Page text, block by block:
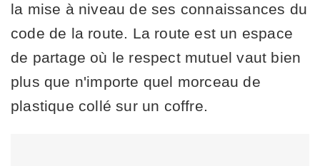
la mise à niveau de ses connaissances du
code de la route. La route est un espace
de partage où le respect mutuel vaut bien
plus que n'importe quel morceau de
plastique collé sur un coffre.